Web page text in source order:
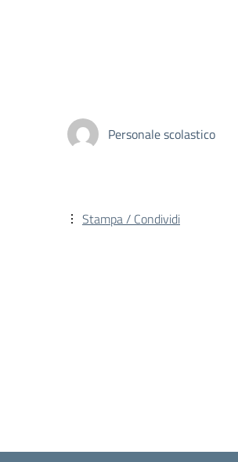
Personale scolastico
Stampa / Condividi